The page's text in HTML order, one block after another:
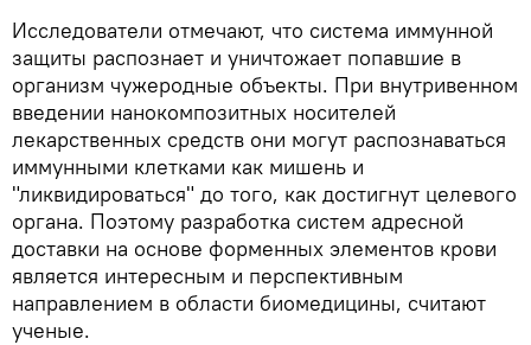
Исследователи отмечают, что система иммунной
защиты распознает и уничтожает попавшие в
организм чужеродные объекты. При внутривенном
введении нанокомпозитных носителей
лекарственных средств они могут распознаваться
иммунными клетками как мишень и
"ликвидироваться" до того, как достигнут целевого
органа. Поэтому разработка систем адресной
доставки на основе форменных элементов крови
является интересным и перспективным
направлением в области биомедицины, считают
ученые.